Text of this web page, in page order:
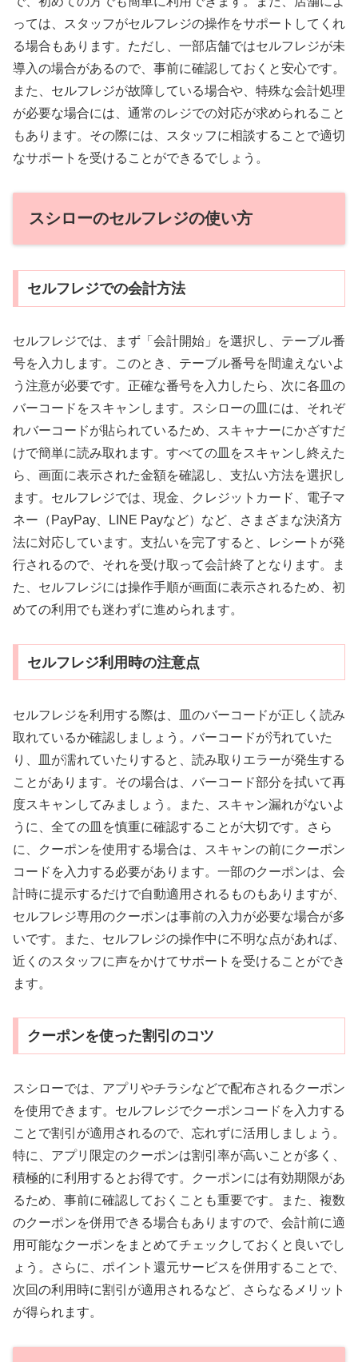
っては、スタッフがセルフレジの操作をサポートしてくれ
る場合もあります。ただし、一部店舗ではセルフレジが未
導入の場合があるので、事前に確認しておくと安心です。
また、セルフレジが故障している場合や、特殊な会計処理
が必要な場合には、通常のレジでの対応が求められること
もあります。その際には、スタッフに相談することで適切
なサポートを受けることができるでしょう。
スシローのセルフレジの使い方
セルフレジでの会計方法
セルフレジでは、まず「会計開始」を選択し、テーブル番
号を入力します。このとき、テーブル番号を間違えないよ
う注意が必要です。正確な番号を入力したら、次に各皿の
バーコードをスキャンします。スシローの皿には、それぞ
れバーコードが貼られているため、スキャナーにかざすだ
けで簡単に読み取れます。すべての皿をスキャンし終えた
ら、画面に表示された金額を確認し、支払い方法を選択し
ます。セルフレジでは、現金、クレジットカード、電子マ
ネー（PayPay、LINE Payなど）など、さまざまな決済方
法に対応しています。支払いを完了すると、レシートが発
行されるので、それを受け取って会計終了となります。ま
た、セルフレジには操作手順が画面に表示されるため、初
めての利用でも迷わずに進められます。
セルフレジ利用時の注意点
セルフレジを利用する際は、皿のバーコードが正しく読み
取れているか確認しましょう。バーコードが汚れていた
り、皿が濡れていたりすると、読み取りエラーが発生する
ことがあります。その場合は、バーコード部分を拭いて再
度スキャンしてみましょう。また、スキャン漏れがないよ
うに、全ての皿を慎重に確認することが大切です。さら
に、クーポンを使用する場合は、スキャンの前にクーポン
コードを入力する必要があります。一部のクーポンは、会
計時に提示するだけで自動適用されるものもありますが、
セルフレジ専用のクーポンは事前の入力が必要な場合が多
いです。また、セルフレジの操作中に不明な点があれば、
近くのスタッフに声をかけてサポートを受けることができ
ます。
クーポンを使った割引のコツ
スシローでは、アプリやチラシなどで配布されるクーポン
を使用できます。セルフレジでクーポンコードを入力する
ことで割引が適用されるので、忘れずに活用しましょう。
特に、アプリ限定のクーポンは割引率が高いことが多く、
積極的に利用するとお得です。クーポンには有効期限があ
るため、事前に確認しておくことも重要です。また、複数
のクーポンを併用できる場合もありますので、会計前に適
用可能なクーポンをまとめてチェックしておくと良いでし
ょう。さらに、ポイント還元サービスを併用することで、
次回の利用時に割引が適用されるなど、さらなるメリット
が得られます。